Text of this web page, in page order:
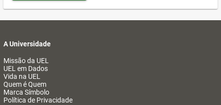
A Universidade
Missão da UEL
UEL em Dados
Vida na UEL
Quem é Quem
Marca Símbolo
Política de Privacidade